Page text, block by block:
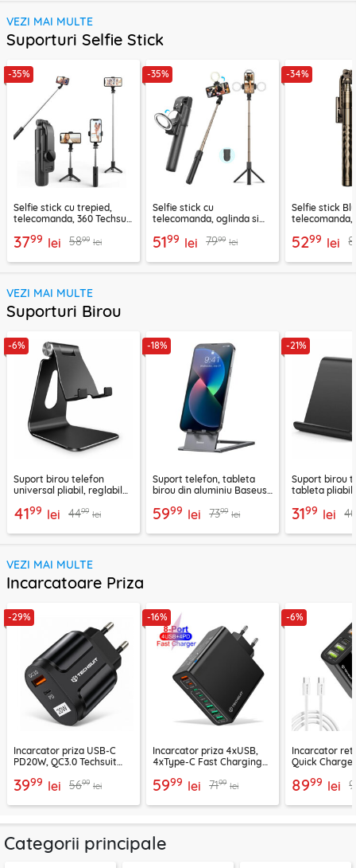
VEZI MAI MULTE
Suporturi Selfie Stick
-35%
Selfie stick cu trepied,
telecomanda, 360 Techsuit
3799 lei 5899 lei
-35%
Selfie stick cu
telecomanda, oglinda si
5199 lei 7999 lei
-34%
Selfie stick
telecomanda,
5299 lei
VEZI MAI MULTE
Suporturi Birou
-6%
Suport birou telefon
universal pliabil, reglabil
negru
4199 lei 4499 lei
-18%
Suport telefon, tableta
birou din aluminiu Baseus,
5999 lei 7399 lei
-21%
Suport birou
tableta pliabil
3199 lei
VEZI MAI MULTE
Incarcatoare Priza
-29%
Incarcator priza USB-C
PD20W, QC3.0 Techsuit
CHPD038
3999 lei 5699 lei
-16%
Incarcator priza 4xUSB,
4xType-C Fast Charging
negru, CHPD224
5999 lei 7199 lei
-6%
Incarcator
Quick Charge
CHC2
8999 lei
Categorii principale